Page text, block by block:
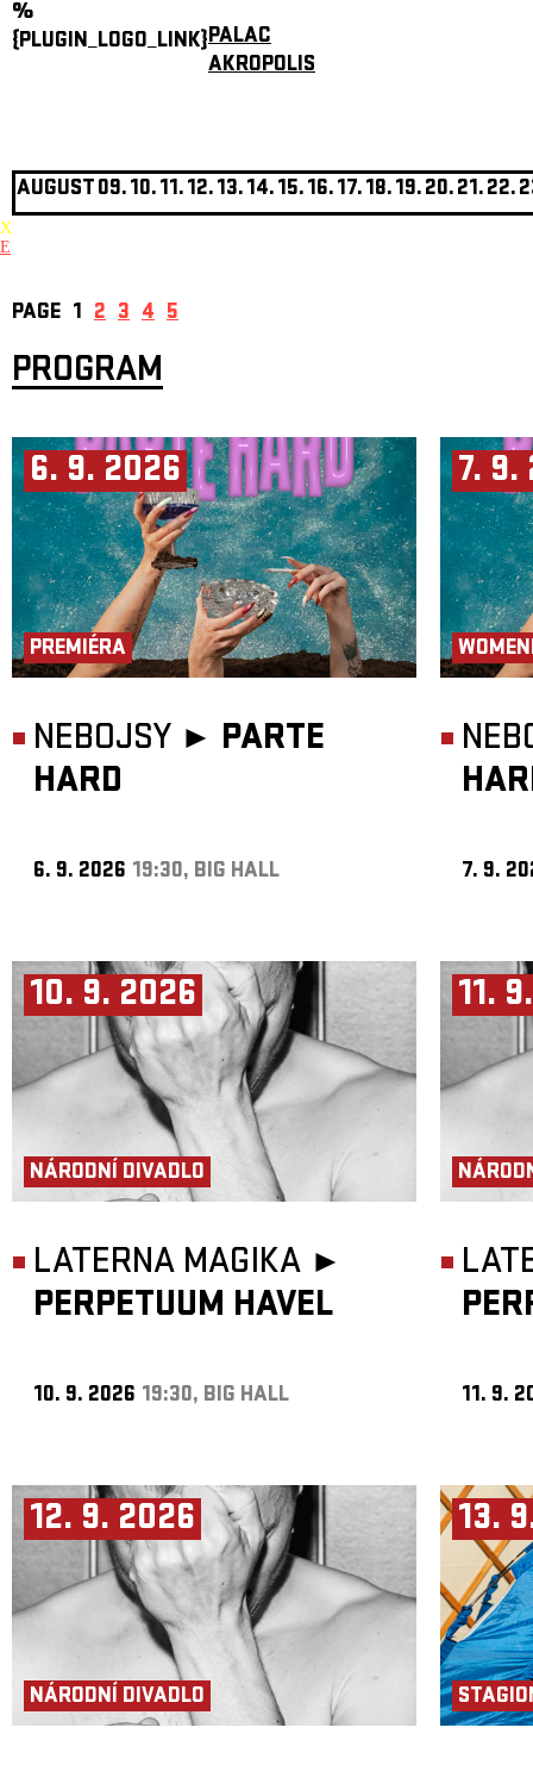
%
{PLUGIN_LOGO_LINK}PALAC
AKROPOLIS
AUGUST09.10.11.12.13.14.15.16.17.18.19.20.21.22.
X
E
PAGE 1 2 3 4 5
PROGRAM
6. 9. 2026
PREMIÉRA
NEBOJSY ► PARTE
HARD
6. 9. 2026 19:30, BIG HALL
7. 9.
7. 9.
10. 9. 2026
NÁRODNÍ DIVADLO
LATERNA MAGIKA ►
PERPETUUM HAVEL
10. 9. 2026 19:30, BIG HALL
11.
11. 9.
12. 9. 2026
NÁRODNÍ DIVADLO
13.